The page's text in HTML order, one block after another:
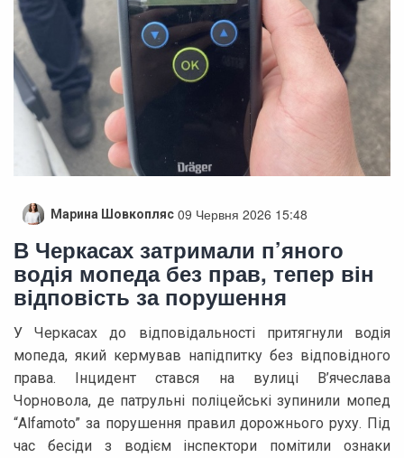
Марина Шовкопляс 09 Червня 2026 15:48
В Черкасах затримали п’яного
водія мопеда без прав, тепер він
відповість за порушення
У Черкасах до відповідальності притягнули водія
мопеда, який кермував напідпитку без відповідного
права. Інцидент стався на вулиці В’ячеслава
Чорновола, де патрульні поліцейські зупинили мопед
“Alfamoto” за порушення правил дорожнього руху. Під
час бесіди з водієм інспектори помітили ознаки